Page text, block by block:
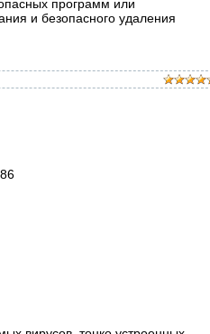
программ или
и безопасного удаления